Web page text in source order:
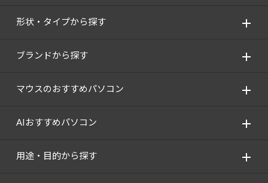
形状・タイプから探す
ブランドから探す
マウスのおすすめパソコン
AIおすすめパソコン
用途・目的から探す